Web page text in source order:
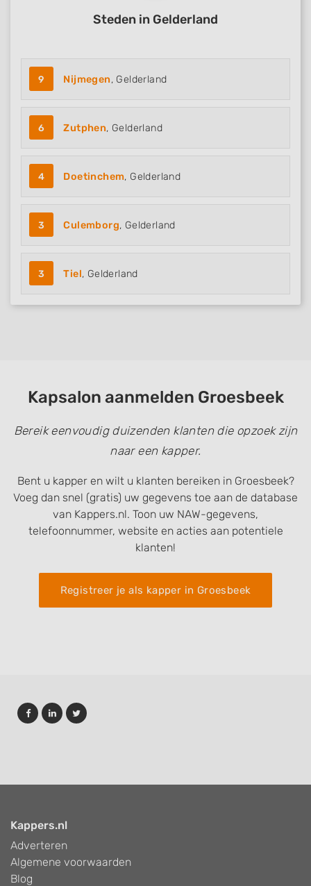
Steden in Gelderland
9 Nijmegen, Gelderland
6 Zutphen, Gelderland
4 Doetinchem, Gelderland
3 Culemborg, Gelderland
3 Tiel, Gelderland
Kapsalon aanmelden Groesbeek
Bereik eenvoudig duizenden klanten die opzoek zijn
naar een kapper.
Bent u kapper en wilt u klanten bereiken in Groesbeek?
Voeg dan snel (gratis) uw gegevens toe aan de database
van Kappers.nl. Toon uw NAW-gegevens,
telefoonnummer, website en acties aan potentiele
klanten!
Registreer je als kapper in Groesbeek
Kappers.nl
Adverteren
Algemene voorwaarden
Blog